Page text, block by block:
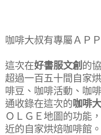
咖啡大叔有專屬ＡＰＰ
這次在好書服文創 的
超過一百五十間自家
啡豆、咖啡活動、咖
通收錄在這次的咖啡
ＯＬＧＥ地圖的功能
近的自家烘焙咖啡館。